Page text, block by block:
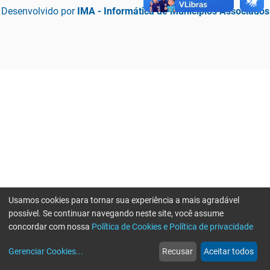
Desenvolvido por IMA - Informática de Municípios Associados
web
Notícias
more_horiz
Mais
Usamos cookies para tornar sua experiência a mais agradável
possível. Se continuar navegando neste site, você assume
concordar com nossa Política de Cookies e Política de privacidade
Gerenciar Cookies... Recusar Aceitar todos
Erro ao enviar informações, por favor tente novamente